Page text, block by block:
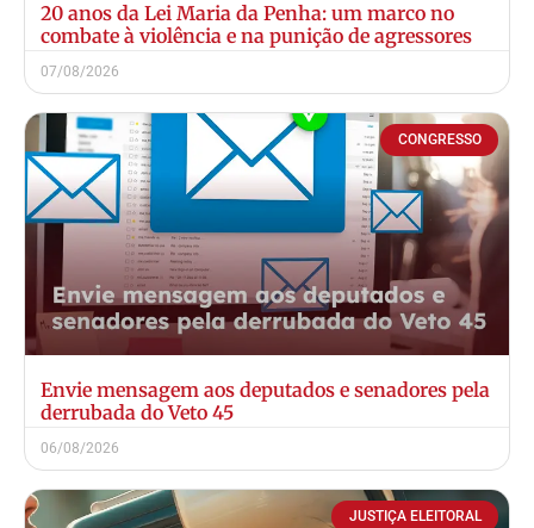
20 anos da Lei Maria da Penha: um marco no
combate à violência e na punição de agressores
07/08/2026
CONGRESSO
Envie mensagem aos deputados e senadores pela
derrubada do Veto 45
06/08/2026
JUSTIÇA ELEITORAL